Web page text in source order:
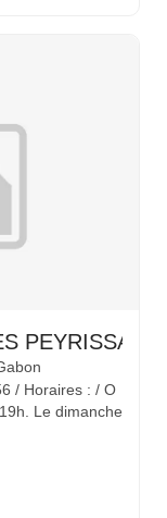
PEYRISSAC
/ Horaires : / O
Le dimanche